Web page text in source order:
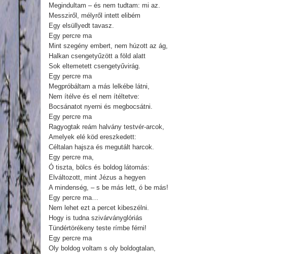
Megindultam – és nem tudtam: mi az.
Messziről, mélyről intett elibém
Egy elsüllyedt tavasz.
Egy percre ma
Mint szegény embert, nem húzott az ág,
Halkan csengetyűzött a föld alatt
Sok eltemetett csengetyűvirág.
Egy percre ma
Megpróbáltam a más lelkébe látni,
Nem ítélve és el nem ítéltetve:
Bocsánatot nyerni és megbocsátni.
Egy percre ma
Ragyogtak reám halvány testvér-arcok,
Amelyek elé köd ereszkedett:
Céltalan hajsza és megutált harcok.
Egy percre ma,
Ó tiszta, bölcs és boldog látomás:
Elváltozott, mint Jézus a hegyen
A mindenség, – s be más lett, ó be más!
Egy percre ma…
Nem lehet ezt a percet kibeszélni.
Hogy is tudna szivárványglóriás
Tündértörékeny teste rímbe férni!
Egy percre ma
Oly boldog voltam s oly boldogtalan,